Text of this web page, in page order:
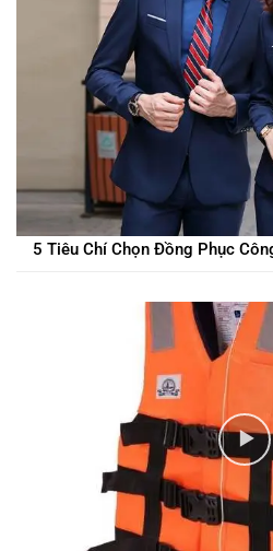
5 Tiêu Chí Chọn Đồng Phục